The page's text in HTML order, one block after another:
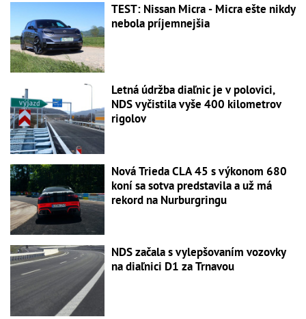
TEST: Nissan Micra - Micra ešte nikdy
nebola príjemnejšia
Letná údržba diaľnic je v polovici,
NDS vyčistila vyše 400 kilometrov
rigolov
Nová Trieda CLA 45 s výkonom 680
koní sa sotva predstavila a už má
rekord na Nurburgringu
NDS začala s vylepšovaním vozovky
na diaľnici D1 za Trnavou